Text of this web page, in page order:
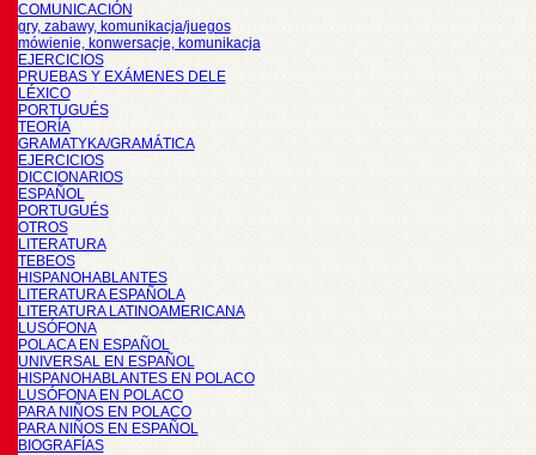
COMUNICACIÓN
gry, zabawy, komunikacja/juegos
mówienie, konwersacje, komunikacja
EJERCICIOS
PRUEBAS Y EXÁMENES DELE
LÉXICO
PORTUGUÉS
TEORÍA
GRAMATYKA/GRAMÁTICA
EJERCICIOS
DICCIONARIOS
ESPAÑOL
PORTUGUÉS
OTROS
LITERATURA
TEBEOS
HISPANOHABLANTES
LITERATURA ESPAÑOLA
LITERATURA LATINOAMERICANA
LUSÓFONA
POLACA EN ESPAÑOL
UNIVERSAL EN ESPAÑOL
HISPANOHABLANTES EN POLACO
LUSÓFONA EN POLACO
PARA NIÑOS EN POLACO
PARA NIÑOS EN ESPAÑOL
BIOGRAFÍAS